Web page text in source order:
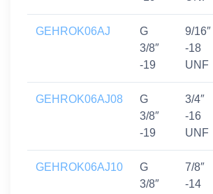
GEHROK06AJ
G
3/8″
-19
9/16″
-18
UNF
GEHROK06AJ08
G
3/8″
-19
3/4″
-16
UNF
GEHROK06AJ10
G
3/8″
7/8″
-14